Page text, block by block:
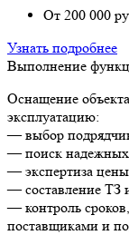
От 200 000
Узнать подробнее
Выполнение
Оснащение
эксплуатацию:
— выбор
— поиск надежных
— экспертиза цены
— составление ТЗ
— контроль сроков,
поставщиками и